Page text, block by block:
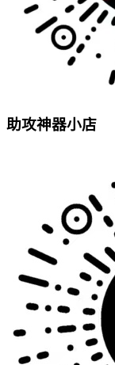
助攻神器小店